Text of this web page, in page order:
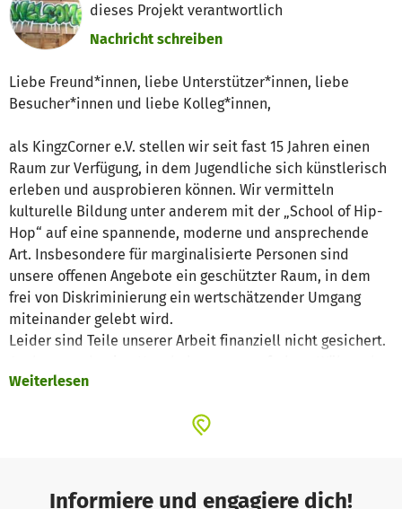
dieses Projekt verantwortlich
Nachricht schreiben
Liebe Freund*innen, liebe Unterstützer*innen, liebe
Besucher*innen und liebe Kolleg*innen,
als KingzCorner e.V. stellen wir seit fast 15 Jahren einen
Raum zur Verfügung, in dem Jugendliche sich künstlerisch
erleben und ausprobieren können. Wir vermitteln
kulturelle Bildung unter anderem mit der „School of Hip-
Hop“ auf eine spannende, moderne und ansprechende
Art. Insbesondere für marginalisierte Personen sind
unsere offenen Angebote ein geschützter Raum, in dem
frei von Diskriminierung ein wertschätzender Umgang
miteinander gelebt wird.
Leider sind Teile unserer Arbeit finanziell nicht gesichert.
wir darauf hoffen, dass unsere wichtigsten Anträge
Stellen bereits abgelehnt. Dadurch konnten geplante
Weiterlesen
Informiere und engagiere dich!